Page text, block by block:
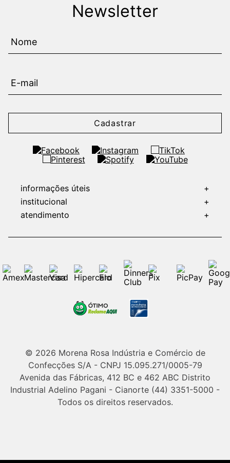
Newsletter
Cadastrar
informações úteis
+
institucional
+
atendimento
+
© 2026 Morena Rosa Indústria e Comércio de
Confecções S/A - CNPJ 15.095.271/0005-79
Avenida das Fábricas, 412 BC e 462 ABC Distrito
Industrial Adelino Pagani - Cianorte (44) 3351-5000 -
Todos os direitos reservados.